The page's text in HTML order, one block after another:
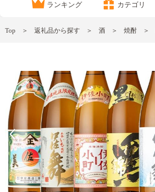
ランキング カテゴリ
Top 返礼品から探す 酒 焼酎